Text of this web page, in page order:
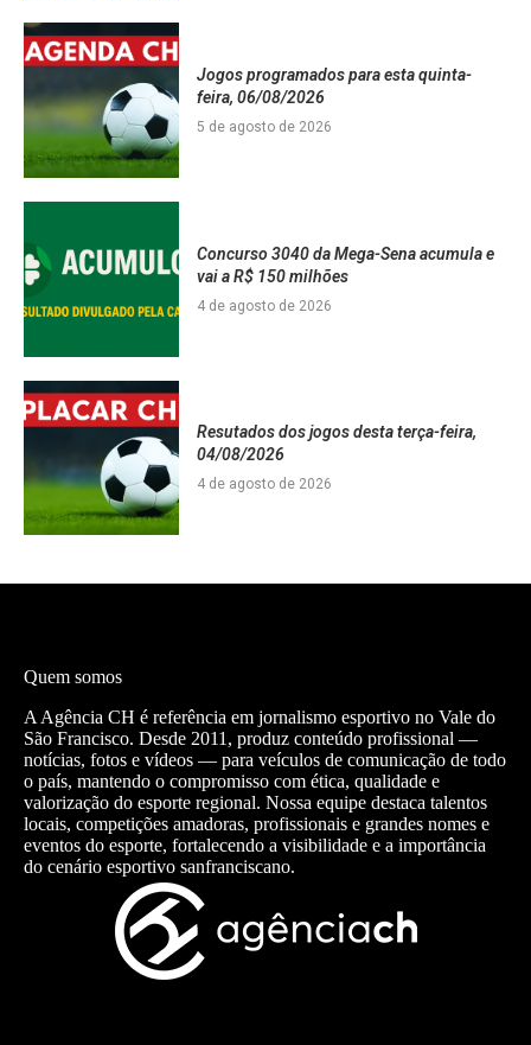
Jogos programados para esta quinta-
feira, 06/08/2026
5 de agosto de 2026
Concurso 3040 da Mega-Sena acumula e
vai a R$ 150 milhões
4 de agosto de 2026
Resutados dos jogos desta terça-feira,
04/08/2026
4 de agosto de 2026
Quem somos
A Agência CH é referência em jornalismo esportivo no Vale do
São Francisco. Desde 2011, produz conteúdo profissional —
notícias, fotos e vídeos — para veículos de comunicação de todo
o país, mantendo o compromisso com ética, qualidade e
valorização do esporte regional. Nossa equipe destaca talentos
locais, competições amadoras, profissionais e grandes nomes e
eventos do esporte, fortalecendo a visibilidade e a importância
do cenário esportivo sanfranciscano.